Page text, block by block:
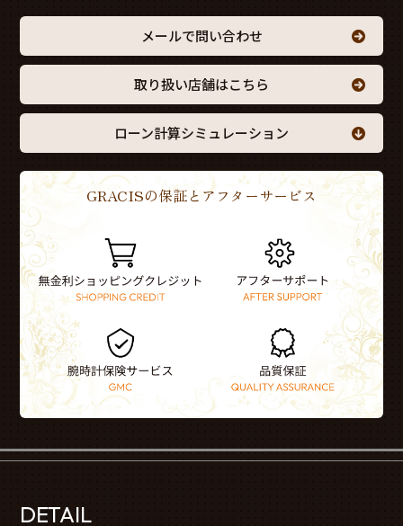
メールで問い合わせ
取り扱い店舗はこちら
ローン計算シミュレーション
GRACISの保証とアフターサービス
DETAIL